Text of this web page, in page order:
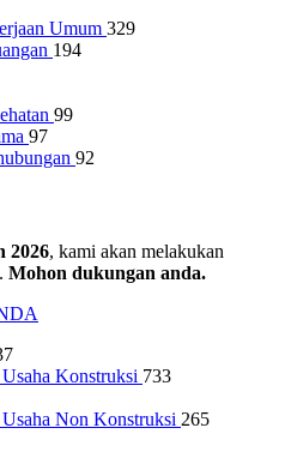
Umum 329
194
99
97
92
2026, kami akan melakukan
Mohon dukungan anda.
Konstruksi 733
Non Konstruksi 265